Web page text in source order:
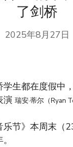
了剑桥
2025年8月27日
生都在度假中
演 瑞安·蒂尔（Ryan
节》本周末（